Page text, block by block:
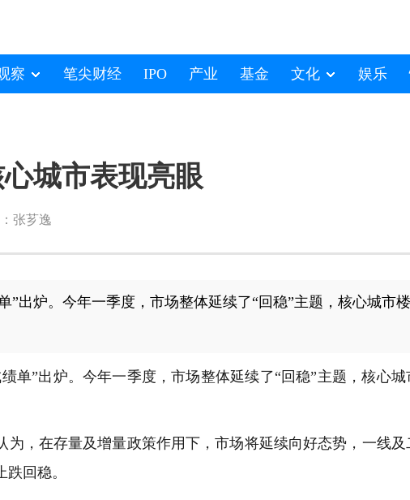
察 笔尖财经 IPO 产业 基金 文化 娱乐
城市表现亮眼
张芗逸
”出炉。今年一季度，市场整体延续了“回稳”主题，核心城市楼
”出炉。今年一季度，市场整体延续了“回稳”主题，核心城
，在存量及增量政策作用下，市场将延续向好态势，一线及
回稳。